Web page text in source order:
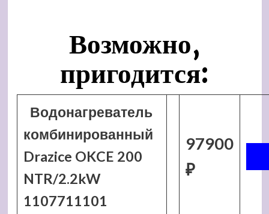
Возможно,
пригодится:
Водонагреватель
комбинированный
Drazice OKCE 200
NTR/2.2kW
1107711101
97900
₽